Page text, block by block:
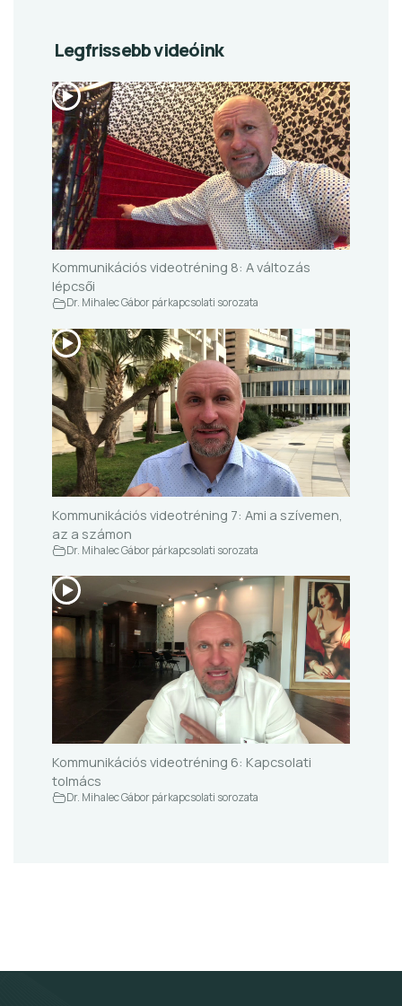
Legfrissebb videóink
Kommunikációs videotréning 8: A változás
lépcsői
Dr. Mihalec Gábor párkapcsolati sorozata
Kommunikációs videotréning 7: Ami a szívemen,
az a számon
Dr. Mihalec Gábor párkapcsolati sorozata
Kommunikációs videotréning 6: Kapcsolati
tolmács
Dr. Mihalec Gábor párkapcsolati sorozata